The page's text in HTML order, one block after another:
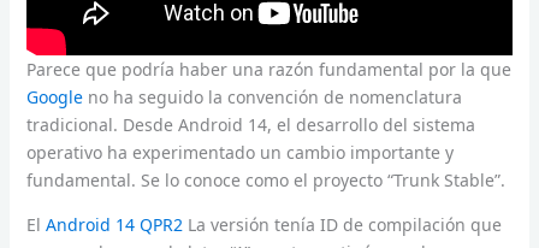
Parece que podría haber una razón fundamental por la que
Googleno ha seguido la convención de nomenclatura
tradicional. Desde Android 14, el desarrollo del sistema
operativo ha experimentado un cambio importante y
fundamental. Se lo conoce como el proyecto “Trunk Stable”.
El Android 14 QPR2La versión tenía ID de compilación que